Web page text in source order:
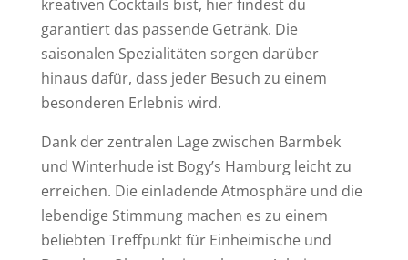
kreativen Cocktails bist, hier findest du
garantiert das passende Getränk. Die
saisonalen Spezialitäten sorgen darüber
hinaus dafür, dass jeder Besuch zu einem
besonderen Erlebnis wird.
Dank der zentralen Lage zwischen Barmbek
und Winterhude ist Bogy’s Hamburg leicht zu
erreichen. Die einladende Atmosphäre und die
lebendige Stimmung machen es zu einem
beliebten Treffpunkt für Einheimische und